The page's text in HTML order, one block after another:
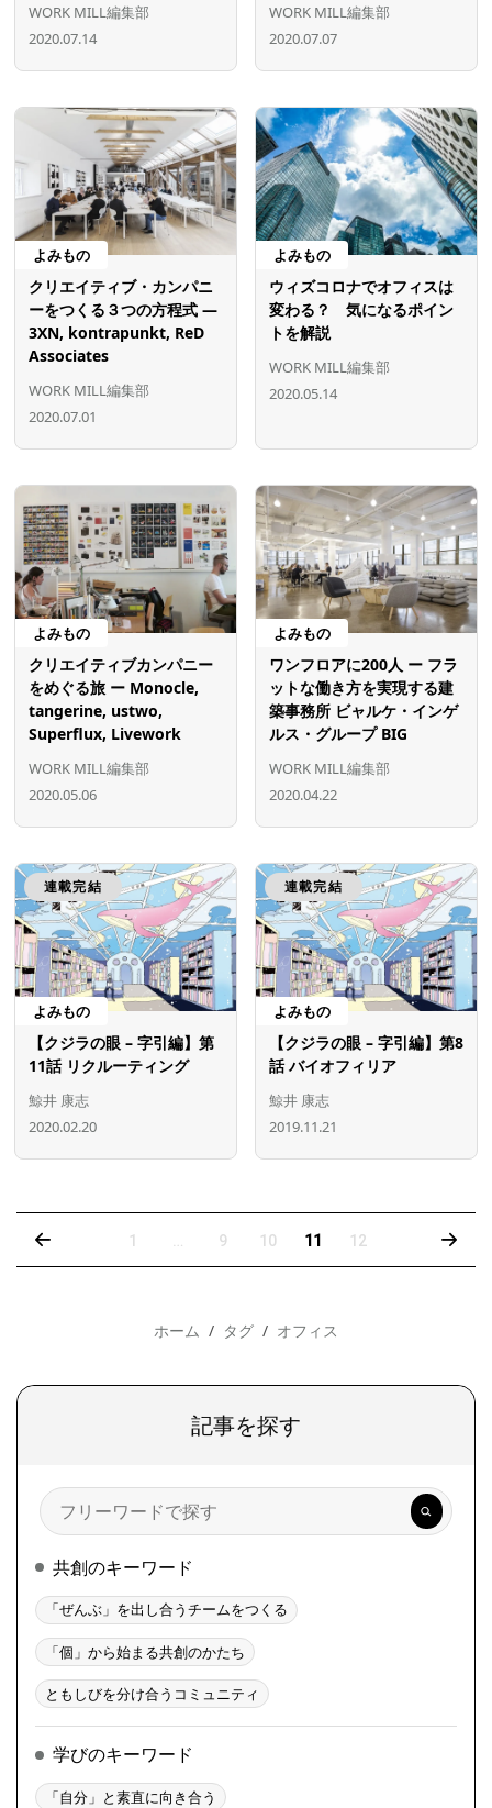
WORK MILL編集部
2020.07.14
WORK MILL編集部
2020.07.07
よみもの
クリエイティブ・カンパニ
ーをつくる３つの方程式 ―
3XN, kontrapunkt, ReD
Associates
WORK MILL編集部
2020.07.01
よみもの
ウィズコロナでオフィスは
変わる？ 気になるポイン
トを解説
WORK MILL編集部
2020.05.14
よみもの
クリエイティブカンパニー
をめぐる旅 ー Monocle,
tangerine, ustwo,
Superflux, Livework
WORK MILL編集部
2020.05.06
よみもの
ワンフロアに200人 ー フラ
ットな働き方を実現する建
築事務所 ビャルケ・インゲ
ルス・グループ BIG
WORK MILL編集部
2020.04.22
連載完結
よみもの
【クジラの眼 – 字引編】第
11話 リクルーティング
鯨井 康志
2020.02.20
連載完結
よみもの
【クジラの眼 – 字引編】第8
話 バイオフィリア
鯨井 康志
2019.11.21
1 9 10 11 12
ホーム タグ オフィス
記事を探す
検
索
共創のキーワード
「ぜんぶ」を出し合うチームをつくる
「個」から始まる共創のかたち
ともしびを分け合うコミュニティ
学びのキーワード
「自分」と素直に向き合う